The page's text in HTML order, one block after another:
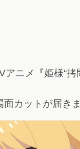
アニメ『姫様“拷
カットが届きま